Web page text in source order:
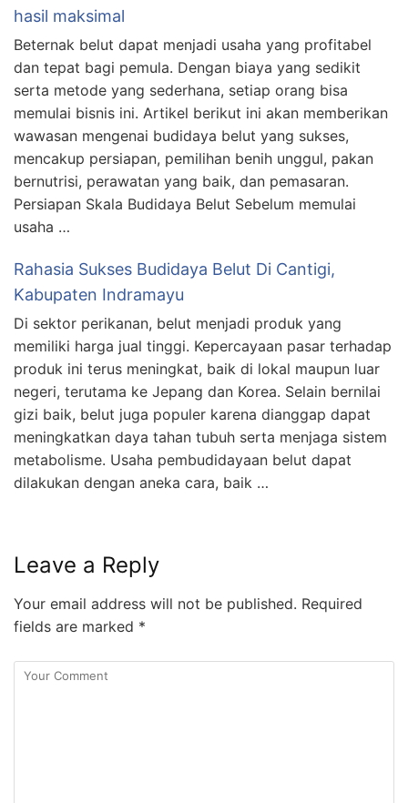
hasil maksimal
Beternak belut dapat menjadi usaha yang profitabel
dan tepat bagi pemula. Dengan biaya yang sedikit
serta metode yang sederhana, setiap orang bisa
memulai bisnis ini. Artikel berikut ini akan memberikan
wawasan mengenai budidaya belut yang sukses,
mencakup persiapan, pemilihan benih unggul, pakan
bernutrisi, perawatan yang baik, dan pemasaran.
Persiapan Skala Budidaya Belut Sebelum memulai
usaha …
Rahasia Sukses Budidaya Belut Di Cantigi,
Kabupaten Indramayu
Di sektor perikanan, belut menjadi produk yang
memiliki harga jual tinggi. Kepercayaan pasar terhadap
produk ini terus meningkat, baik di lokal maupun luar
negeri, terutama ke Jepang dan Korea. Selain bernilai
gizi baik, belut juga populer karena dianggap dapat
meningkatkan daya tahan tubuh serta menjaga sistem
metabolisme. Usaha pembudidayaan belut dapat
dilakukan dengan aneka cara, baik …
Leave a Reply
Your email address will not be published. Required
fields are marked *